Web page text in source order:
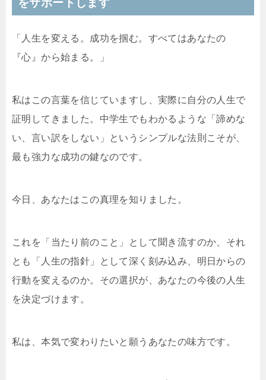
「人生を変える。成功を掴む。すべてはあなたの
『心』から始まる。」
私はこの言葉を信じていますし、実際に自分の人生で
証明してきました。中学生でもわかるような「諦めな
い、言い訳をしない」というシンプルな法則こそが、
最も強力な成功の鍵なのです。
今日、あなたはこの真理を知りました。
これを「当たり前のこと」として聞き流すのか、それ
とも「人生の指針」として深く刻み込み、明日からの
行動を変えるのか。その選択が、あなたの今後の人生
を決定づけます。
私は、本気で変わりたいと願うあなたの味方です。